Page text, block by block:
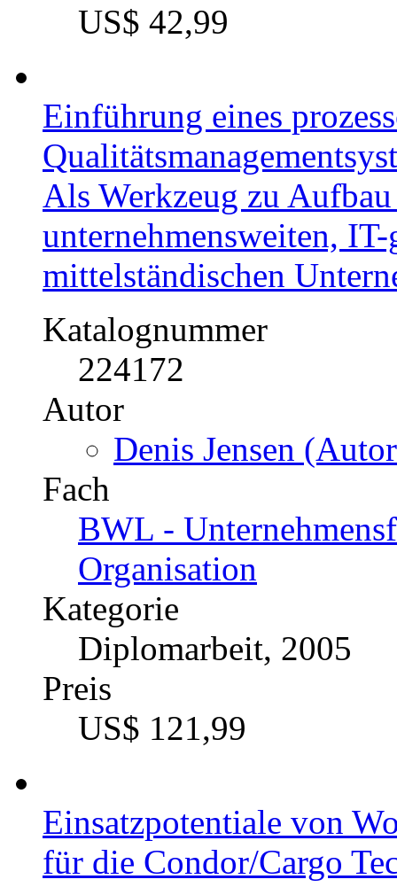
US$ 42,99
Einführung eines
Als Werkzeug zu
unternehmensweiten,
mittelständischen
Katalognummer
224172
Autor
Denis Jensen
Fach
BWL -
Organisation
Kategorie
Diplomarbeit, 2005
Preis
US$ 121,99
Einsatzpotentiale von
für die Condor/Cargo